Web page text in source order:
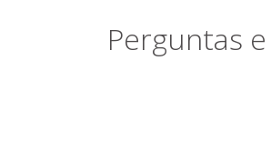
Perguntas